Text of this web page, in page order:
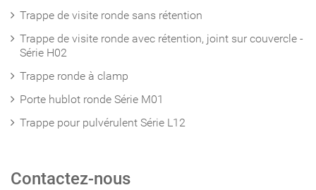
Trappe de visite ronde sans rétention
Trappe de visite ronde avec rétention, joint sur couvercle -
Série H02
Trappe ronde à clamp
Porte hublot ronde Série M01
Trappe pour pulvérulent Série L12
Contactez-nous